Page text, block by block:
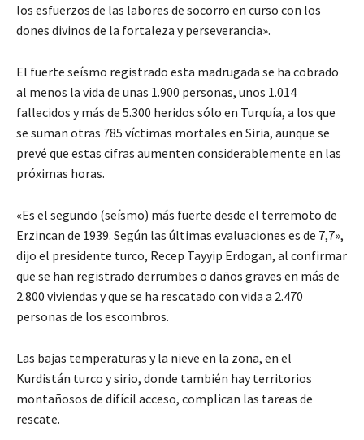
los esfuerzos de las labores de socorro en curso con los
dones divinos de la fortaleza y perseverancia».
El fuerte seísmo registrado esta madrugada se ha cobrado
al menos la vida de unas 1.900 personas, unos 1.014
fallecidos y más de 5.300 heridos sólo en Turquía, a los que
se suman otras 785 víctimas mortales en Siria, aunque se
prevé que estas cifras aumenten considerablemente en las
próximas horas.
«Es el segundo (seísmo) más fuerte desde el terremoto de
Erzincan de 1939. Según las últimas evaluaciones es de 7,7»,
dijo el presidente turco, Recep Tayyip Erdogan, al confirmar
que se han registrado derrumbes o daños graves en más de
2.800 viviendas y que se ha rescatado con vida a 2.470
personas de los escombros.
Las bajas temperaturas y la nieve en la zona, en el
Kurdistán turco y sirio, donde también hay territorios
montañosos de difícil acceso, complican las tareas de
rescate.